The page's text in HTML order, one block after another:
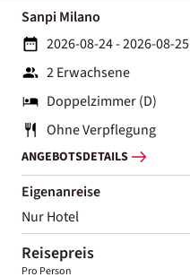
Sanpi Milano
2026-08-24 - 2026-08-25
2 Erwachsene
Doppelzimmer (D)
Ohne Verpflegung
ANGEBOTSDETAILS
Eigenanreise
Nur Hotel
Reisepreis
Pro Person